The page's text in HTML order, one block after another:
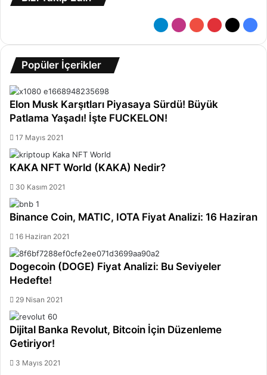
Pinterest
YouTube
Instagram
Telegram
Popüler İçerikler
Elon Musk Karşıtları Piyasaya Sürdü! Büyük
Patlama Yaşadı! İşte FUCKELON!
17 Mayıs 2021
KAKA NFT World (KAKA) Nedir?
30 Kasım 2021
Binance Coin, MATIC, IOTA Fiyat Analizi: 16 Haziran
16 Haziran 2021
Dogecoin (DOGE) Fiyat Analizi: Bu Seviyeler
Hedefte!
29 Nisan 2021
Dijital Banka Revolut, Bitcoin İçin Düzenleme
Getiriyor!
3 Mayıs 2021